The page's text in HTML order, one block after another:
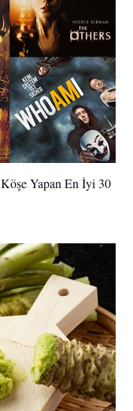
Yapan En İyi 30